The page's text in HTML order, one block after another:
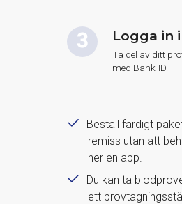
Logga in
Ta del av ditt
med Bank-ID.
Beställ färdigt
remiss utan att
ner en app.
Du kan ta
ett